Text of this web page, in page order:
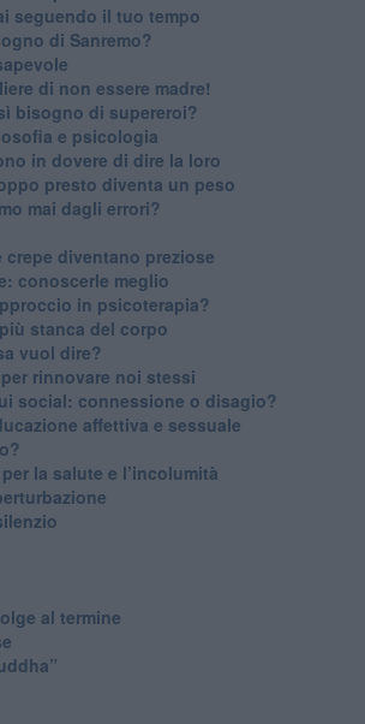
seguendo il tuo tempo
di Sanremo?
di non essere madre!
bisogno di supereroi?
e psicologia
in dovere di dire la loro
presto diventa un peso
mai dagli errori?
diventano preziose
conoscerle meglio
in psicoterapia?
stanca del corpo
vuol dire?
rinnovare noi stessi
social: connessione o disagio?
affettiva e sessuale
la salute e l’incolumità
al termine